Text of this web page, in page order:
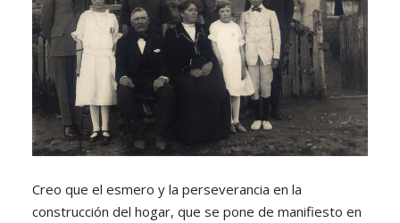
Creo que el esmero y la perseverancia en la
construcción del hogar, que se pone de manifiesto en